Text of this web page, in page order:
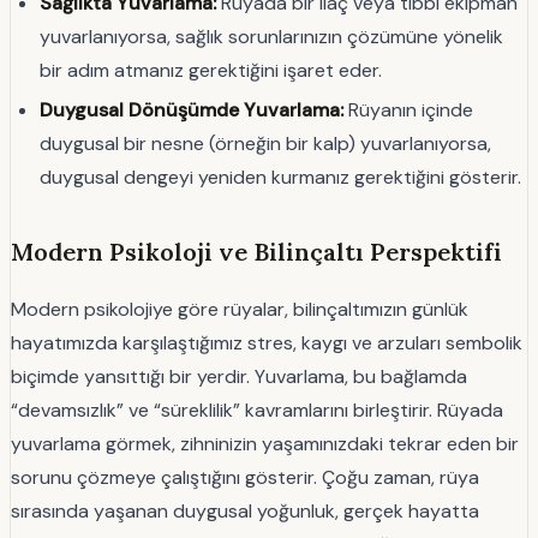
yuvarlanıyorsa, sağlık sorunlarınızın çözümüne yönelik
bir adım atmanız gerektiğini işaret eder.
Duygusal Dönüşümde Yuvarlama:Rüyanın içinde
duygusal bir nesne (örneğin bir kalp) yuvarlanıyorsa,
duygusal dengeyi yeniden kurmanız gerektiğini gösterir.
Modern Psikoloji ve Bilinçaltı Perspektifi
Modern psikolojiye göre rüyalar, bilinçaltımızın günlük
hayatımızda karşılaştığımız stres, kaygı ve arzuları sembolik
biçimde yansıttığı bir yerdir. Yuvarlama, bu bağlamda
“devamsızlık” ve “süreklilik” kavramlarını birleştirir. Rüyada
yuvarlama görmek, zihninizin yaşamınızdaki tekrar eden bir
sorunu çözmeye çalıştığını gösterir. Çoğu zaman, rüya
sırasında yaşanan duygusal yoğunluk, gerçek hayatta